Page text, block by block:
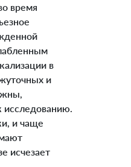
время
в
и
исследованию.
и чаще
исчезает